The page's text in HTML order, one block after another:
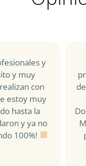
y
y muy
con
estoy muy
hasta la
y ya no
100%!